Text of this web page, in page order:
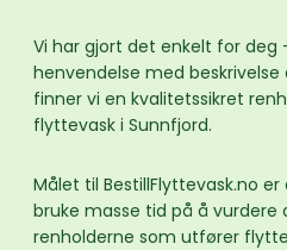
Vi har gjort det enkelt for deg
henvendelse med
finner vi en kvalitetssikret
flyttevask i Sunnfjord.
Målet til BestillFlyttevask.no
bruke masse tid på å vurdere
renholderne som utfører